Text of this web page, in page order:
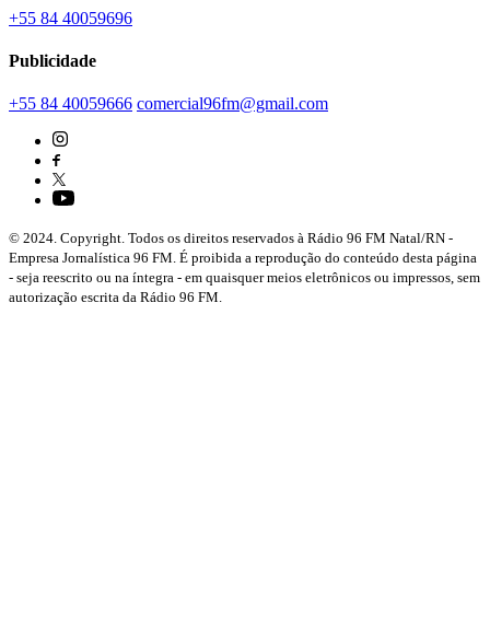
+55 84 40059696
Publicidade
+55 84 40059666 comercial96fm@gmail.com
© 2024. Copyright. Todos os direitos reservados à Rádio 96 FM Natal/RN -
Empresa Jornalística 96 FM. É proibida a reprodução do conteúdo desta página
- seja reescrito ou na íntegra - em quaisquer meios eletrônicos ou impressos, sem
autorização escrita da Rádio 96 FM.